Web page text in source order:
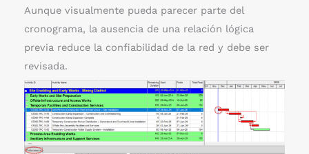
Aunque visualmente pueda parecer parte del
cronograma, la ausencia de una relación lógica
previa reduce la confiabilidad de la red y debe ser
revisada.